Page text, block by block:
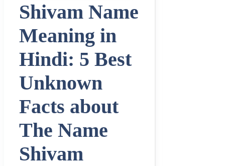
Shivam Name
Meaning in
Hindi: 5 Best
Unknown
Facts about
The Name
Shivam